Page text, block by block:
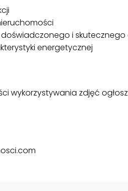
i
energetycznej
wykorzystywania zdjęć